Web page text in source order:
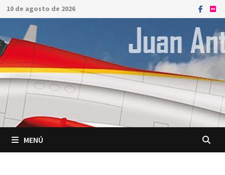
Saltar
al
contenido
10 de agosto de 2026
MENÚ